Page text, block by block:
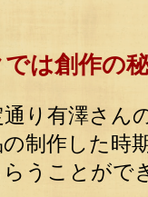
は創作の
り有澤さん
制作した時
うことがで